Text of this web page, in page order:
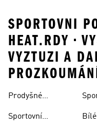
SPORTOVNI
HEAT.RDY •
VYZTUZI A
Prodyšné
Podprsenky
Sportovní